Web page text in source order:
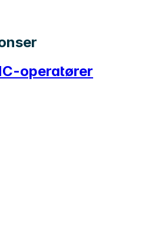
operatører